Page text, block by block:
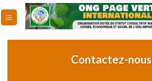
to
content
Contactez-nous